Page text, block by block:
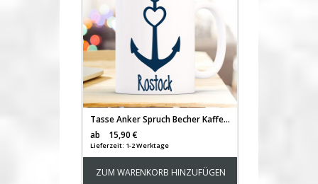
Tasse Anker Spruch Becher Kaffeetasse Kaffeebecher maritim mit Anker Herz und Wunschstadt ts485
ab
15,90 €
Lieferzeit: 1-2 Werktage
ZUM WARENKORB HINZUFÜGEN